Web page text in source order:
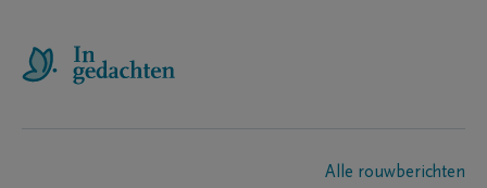
Alle rouwberichten